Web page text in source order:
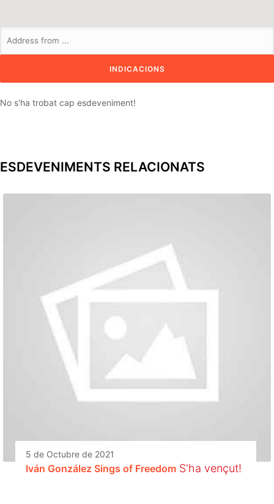
No s'ha trobat cap esdeveniment!
ESDEVENIMENTS RELACIONATS
5 de Octubre de 2021
Iván González Sings of Freedom S'ha vençut!